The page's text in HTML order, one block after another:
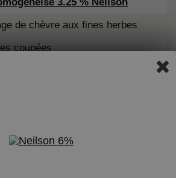
de chèvre aux fines herbes
coupées
sur une plaque à pâtisserie.